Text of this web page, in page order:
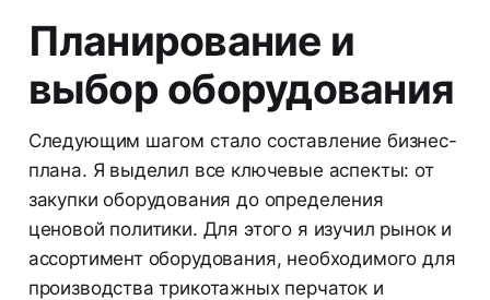
Планирование и
выбор оборудования
Следующим шагом стало составление бизнес-
плана. Я выделил все ключевые аспекты: от
закупки оборудования до определения
ценовой политики. Для этого я изучил рынок и
ассортимент оборудования, необходимого для
производства трикотажных перчаток и